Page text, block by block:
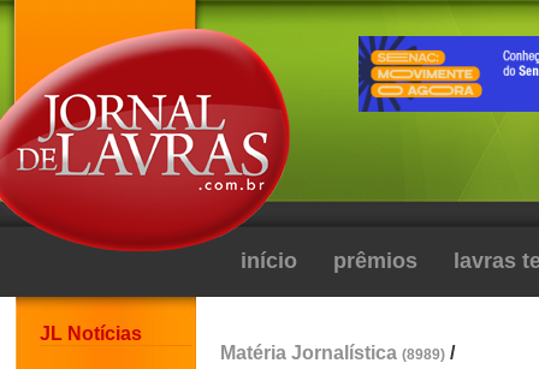
início prêmios lavras
JL Notícias
Matéria Jornalística (8989) /